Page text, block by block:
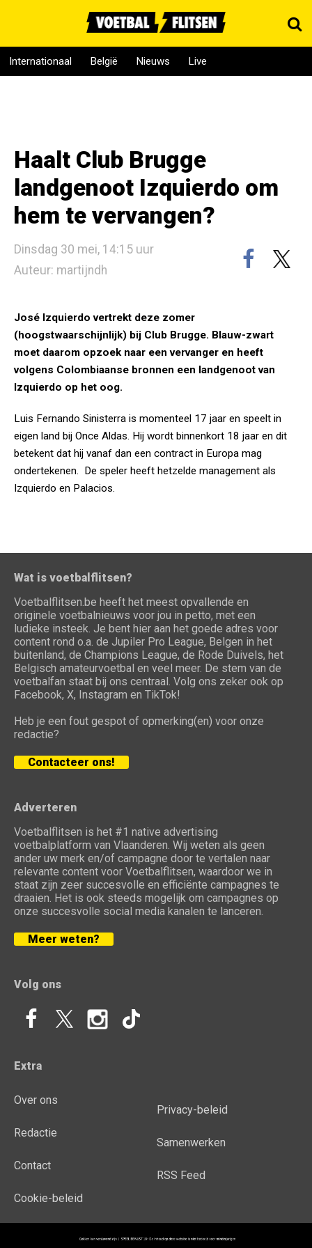
Internationaal België Nieuws Live
Haalt Club Brugge
landgenoot Izquierdo om
hem te vervangen?
Dinsdag 30 mei, 14:15 uur
Auteur: martijndh
José Izquierdo vertrekt deze zomer
(hoogstwaarschijnlijk) bij Club Brugge. Blauw-zwart
moet daarom opzoek naar een vervanger en heeft
volgens Colombiaanse bronnen een landgenoot van
Izquierdo op het oog.
Luis Fernando Sinisterra is momenteel 17 jaar en speelt in
eigen land bij Once Aldas. Hij wordt binnenkort 18 jaar en dit
betekent dat hij vanaf dan een contract in Europa mag
ondertekenen. De speler heeft hetzelde management als
Izquierdo en Palacios.
Wat is voetbalflitsen?
Voetbalflitsen.be heeft het meest opvallende en
originele voetbalnieuws voor jou in petto, met een
ludieke insteek. Je bent hier aan het goede adres voor
content rond o.a. de Jupiler Pro League, Belgen in het
buitenland, de Champions League, de Rode Duivels, het
Belgisch amateurvoetbal en veel meer. De stem van de
voetbalfan staat bij ons centraal. Volg ons zeker ook op
Facebook, X, Instagram en TikTok!
Heb je een fout gespot of opmerking(en) voor onze
redactie?
Contacteer ons!
Adverteren
Voetbalflitsen is het #1 native advertising
voetbalplatform van Vlaanderen. Wij weten als geen
ander uw merk en/of campagne door te vertalen naar
relevante content voor Voetbalflitsen, waardoor we in
staat zijn zeer succesvolle en efficiënte campagnes te
draaien. Het is ook steeds mogelijk om campagnes op
onze succesvolle social media kanalen te lanceren.
Meer weten?
Volg ons
Extra
Over ons
Redactie
Contact
Cookie-beleid
Privacy-beleid
Samenwerken
RSS Feed